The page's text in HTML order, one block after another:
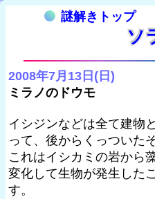
謎解きトップ
ソ
2008年7月13日(日)
ミラノのドウモ
イシジンなどは全て建物
って、後からくっついた
これはイシカミの岩から
変化して生物が発生した
す。